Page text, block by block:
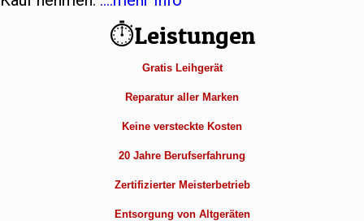
⏱Leistungen
Gratis Leihgerät
Reparatur aller Marken
Keine versteckte Kosten
20 Jahre Berufserfahrung
Zertifizierter Meisterbetrieb
Entsorgung von Altgeräten